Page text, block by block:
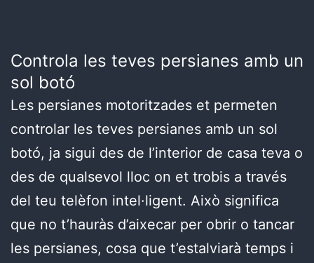
Controla les teves persianes amb un
sol botó
Les persianes motoritzades et permeten
controlar les teves persianes amb un sol
botó, ja sigui des de l’interior de casa teva o
des de qualsevol lloc on et trobis a través
del teu telèfon intel·ligent. Això significa
que no t’hauràs d’aixecar per obrir o tancar
les persianes, cosa que t’estalviarà temps i